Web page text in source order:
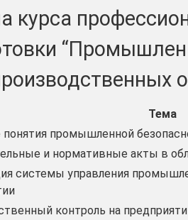
курса
Тема
промышленной
и нормативные акты в
системы управления
контроль на